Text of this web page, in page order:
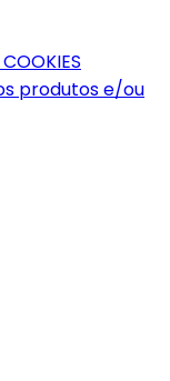
produtos e/ou